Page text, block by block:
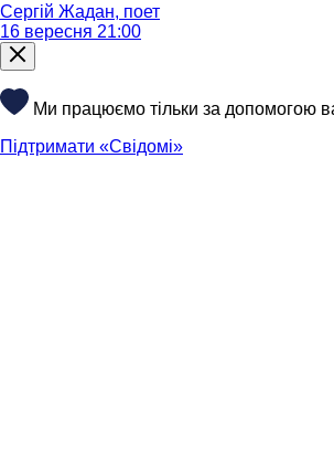
Сергій Жадан, поет
16 вересня 21:00
Ми працюємо тільки за допомогою
Підтримати «Свідомі»